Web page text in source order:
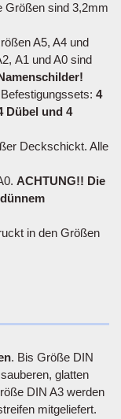
Größen sind 3,2mm
A5, A4 und
A1 und A0 sind
4
Dübel und 4
Deckschickt. Alle
ACHTUNG!! Die
in den Größen
. Bis Größe DIN
glatten
DIN A3 werden
mitgeliefert.